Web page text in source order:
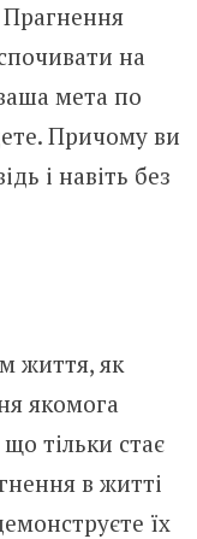
на
мета по
Причому ви
і навіть без
життя, як
якомога
тільки стає
в житті
їх